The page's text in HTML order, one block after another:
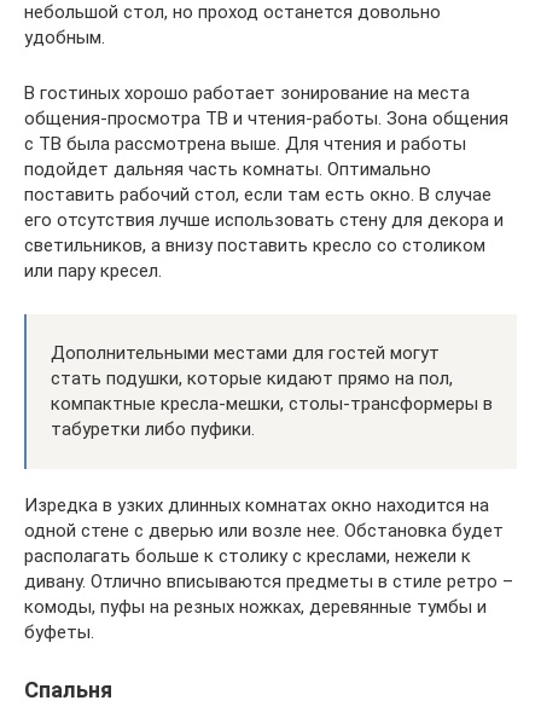
небольшой стол, но проход останется довольно
удобным.
В гостиных хорошо работает зонирование на места
общения-просмотра ТВ и чтения-работы. Зона общения
с ТВ была рассмотрена выше. Для чтения и работы
подойдет дальняя часть комнаты. Оптимально
поставить рабочий стол, если там есть окно. В случае
его отсутствия лучше использовать стену для декора и
светильников, а внизу поставить кресло со столиком
или пару кресел.
Дополнительными местами для гостей могут
стать подушки, которые кидают прямо на пол,
компактные кресла-мешки, столы-трансформеры в
табуретки либо пуфики.
Изредка в узких длинных комнатах окно находится на
одной стене с дверью или возле нее. Обстановка будет
располагать больше к столику с креслами, нежели к
дивану. Отлично вписываются предметы в стиле ретро –
комоды, пуфы на резных ножках, деревянные тумбы и
буфеты.
Спальня